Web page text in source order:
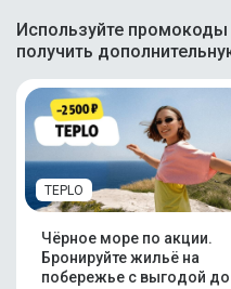
Используйте
получить
TEPLO
Чёрное море по акции.
Бронируйте жильё на
побережье с выгодой до